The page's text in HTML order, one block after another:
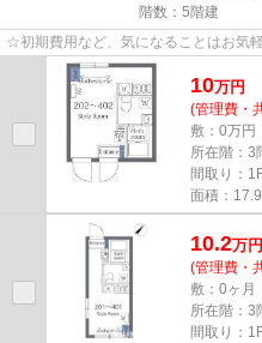
階数：5階建
☆初期費用など、気になることはお気
10万円
(管理費・
敷：0万円
所在階：3
間取り：
面積：
10.2万円
(管理費・
敷：0ヶ月
所在階：3
間取り：